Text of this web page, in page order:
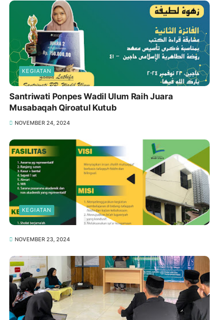
KEGIATAN
Santriwati Ponpes Wadil Ulum Raih Juara
Musabaqah Qiroatul Kutub
NOVEMBER 24, 2024
KEGIATAN
NOVEMBER 23, 2024